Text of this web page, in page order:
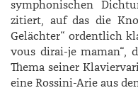
symphonischen
zitiert, auf das die
Gelächter“ ordentlich
vous dirai-je maman“,
Thema seiner
eine Rossini-­Arie aus